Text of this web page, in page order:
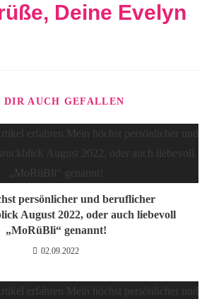
Deine Evelyn
DIR AUCH GEFALLEN
persönlicher und beruflicher
August 2022, oder auch liebevoll
„MoRüBli“ genannt!
02.09.2022